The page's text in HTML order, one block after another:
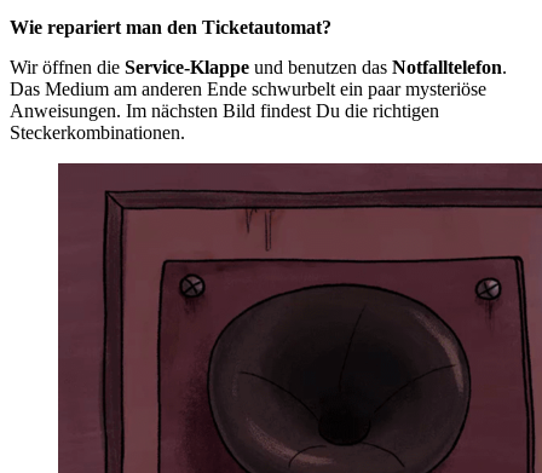
Wie repariert man den Ticketautomat?
Wir öffnen die Service-Klappe und benutzen das Notfalltelefon.
Das Medium am anderen Ende schwurbelt ein paar mysteriöse
Anweisungen. Im nächsten Bild findest Du die richtigen
Steckerkombinationen.